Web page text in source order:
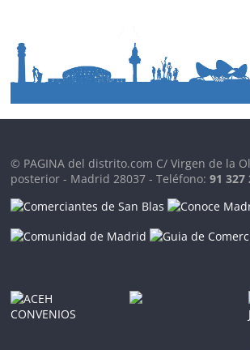
© PAGINA del distrito.com C/ Virgen de la
posterior - Madrid 28037 - Teléfono:91 327